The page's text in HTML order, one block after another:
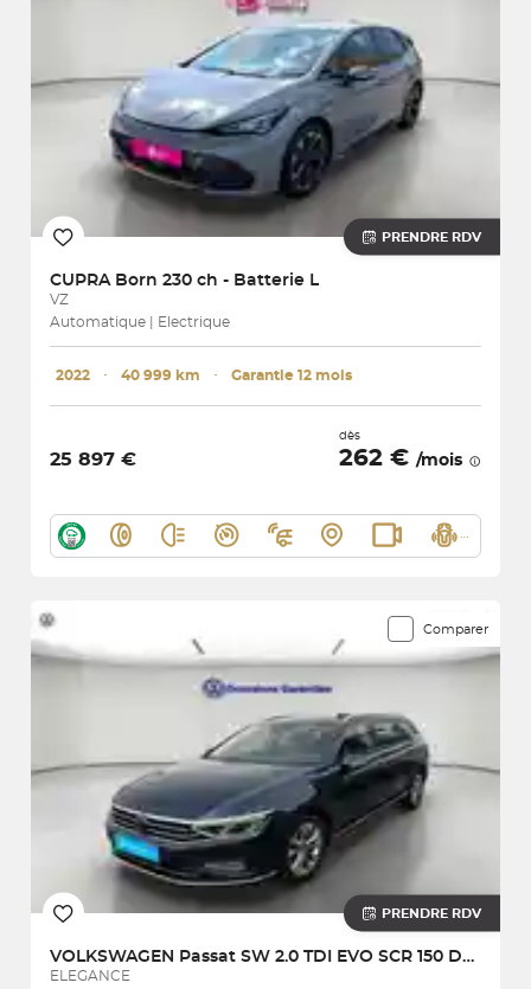
PRENDRE RDV
CUPRA Born 230 ch - Batterie L
VZ
Automatique | Electrique
2022 ･ 40 999 km ･ Garantie 12 mois
25 897 €
dès
262 € /mois
Comparer
PRENDRE RDV
VOLKSWAGEN Passat SW 2.0 TDI EVO SCR 150 DSG7
ELEGANCE